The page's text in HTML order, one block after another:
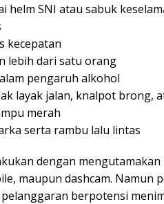
helm SNI atau sabuk
kecepatan
lebih dari satu orang
pengaruh alkohol
layak jalan, knalpot brong,
merah
serta rambu lalu lintas
dengan
maupun dashcam. Namun
berpotensi